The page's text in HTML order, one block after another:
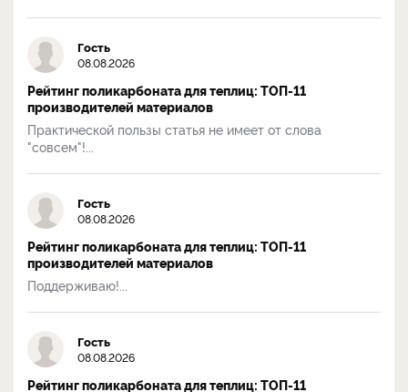
Гость
08.08.2026
Рейтинг поликарбоната для теплиц: ТОП-11
производителей материалов
Практической пользы статья не имеет от слова
"совсем"!...
Гость
08.08.2026
Рейтинг поликарбоната для теплиц: ТОП-11
производителей материалов
Поддерживаю!...
Гость
08.08.2026
Рейтинг поликарбоната для теплиц: ТОП-11